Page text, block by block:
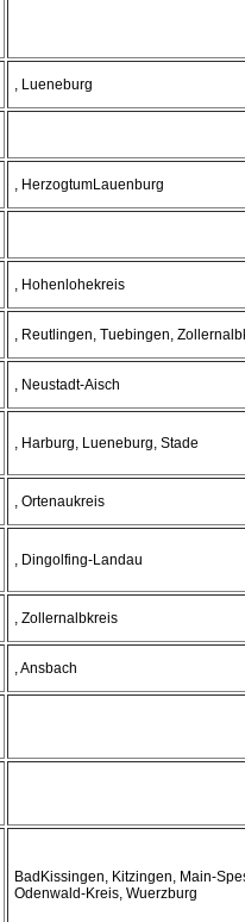
, Lueneburg
, HerzogtumLauenburg
, Hohenlohekreis
, Reutlingen, Tuebingen,
, Neustadt-Aisch
, Harburg, Lueneburg, Stade
, Ortenaukreis
, Dingolfing-Landau
, Zollernalbkreis
, Ansbach
BadKissingen, Kitzingen, Main-
Odenwald-Kreis, Wuerzburg